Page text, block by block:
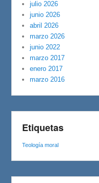
julio 2026
junio 2026
abril 2026
marzo 2026
junio 2022
marzo 2017
enero 2017
marzo 2016
Etiquetas
Teología moral